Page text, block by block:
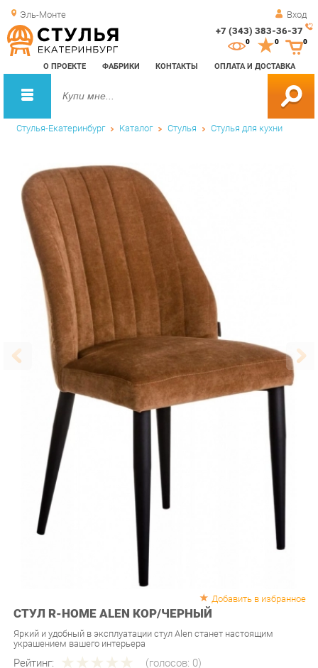
Эль-Монте Вход
+7 (343) 383-36-37
О ПРОЕКТЕ ФАБРИКИ КОНТАКТЫ ОПЛАТА И ДОСТАВКА
0 0
Стулья-Екатеринбург Каталог Стулья Стулья для кухни
СТУЛ R-HOME ALEN КОР/ЧЕРНЫЙ
Яркий и удобный в эксплуатации стул Alen станет настоящим
украшением вашего интерьера
Рейтинг: (голосов:0)
Артикул: u-0234758